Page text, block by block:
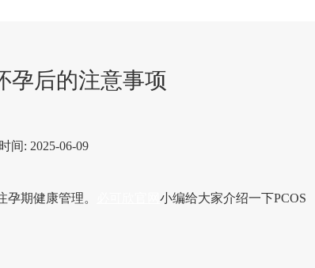
孕后的注意事项
间: 2025-06-09
期健康管理。
小编给大家介绍一下PCOS